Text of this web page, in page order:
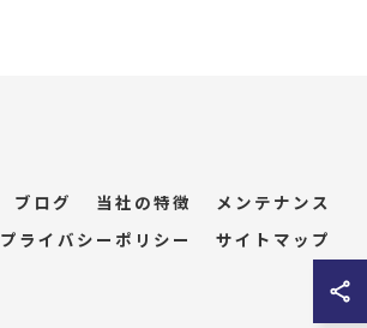
ブログ 当社の特徴
メンテナンス
プライバシーポリシー サイトマップ